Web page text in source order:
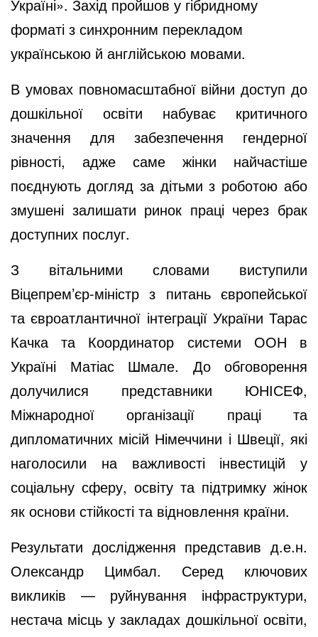
Україні». Захід пройшов у гібридному
форматі з синхронним перекладом
українською й англійською мовами.
В умовах повномасштабної війни доступ до
дошкільної освіти набуває критичного
значення для забезпечення гендерної
рівності, адже саме жінки найчастіше
поєднують догляд за дітьми з роботою або
змушені залишати ринок праці через брак
доступних послуг.
З вітальними словами виступили
Віцепрем’єр-міністр з питань європейської
та євроатлантичної інтеграції України Тарас
Качка та Координатор системи ООН в
Україні Матіас Шмале. До обговорення
долучилися представники ЮНІСЕФ,
Міжнародної організації праці та
дипломатичних місій Німеччини і Швеції, які
наголосили на важливості інвестицій у
соціальну сферу, освіту та підтримку жінок
як основи стійкості та відновлення країни.
Результати дослідження представив д.е.н.
Олександр Цимбал. Серед ключових
викликів — руйнування інфраструктури,
нестача місць у закладах дошкільної освіти,